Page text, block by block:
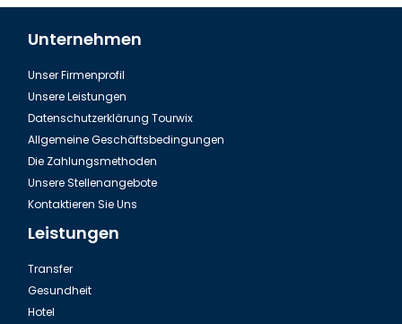
Unternehmen
Unser Firmenprofil
Unsere Leistungen
Datenschutzerklärung Tourwix
Allgemeine Geschäftsbedingungen
Die Zahlungsmethoden
Unsere Stellenangebote
Kontaktieren Sie Uns
Leistungen
Transfer
Gesundheit
Hotel